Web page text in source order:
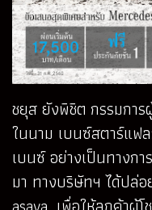
ชยุส ยังพิชิต กรรมกา
ในนาม เบนซ์สตาร์แฟ
เบนซ์ อย่างเป็นทางก
มา ทางบริษัทฯ ได้ปล่